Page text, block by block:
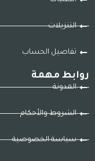
التنزيلات
تفاصيل الحساب
روابط مهمة
المدونة
الشروط والأحكام
سياسة الخصوصية